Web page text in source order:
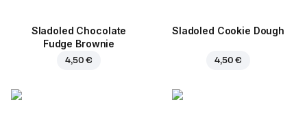
Sladoled Chocolate
Fudge Brownie
4,50 €
Sladoled Cookie Dough
4,50 €